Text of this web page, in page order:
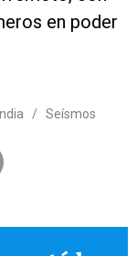
en poder
/ Seísmos